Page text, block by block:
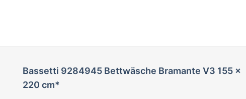
Bassetti 9284945 Bettwäsche Bramante V3 155 x
220 cm*